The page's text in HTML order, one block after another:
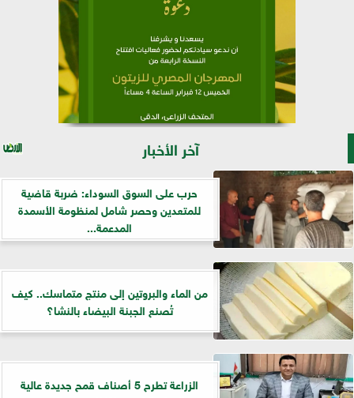
آخر الأخبار
حرب على السوق السوداء: ضربة قاضية
للمتعدين وحصر شامل لمنظومة الأسمدة
المدعمة...
من الماء والبروتين إلى منتج متماسك.. كيف
تُصنع الجبنة البيضاء بالنشا؟
الزراعة تطرح 5 أصناف قمح جديدة عالية